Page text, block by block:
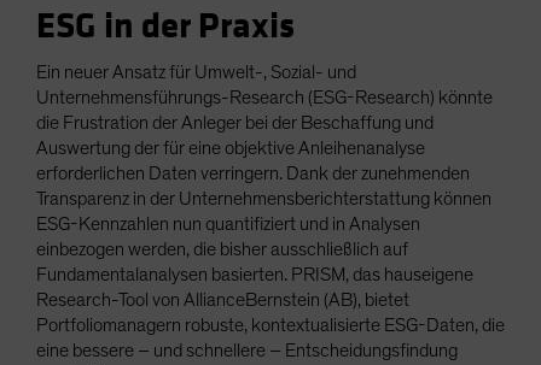
Poland
South Korea - 대한민국
Spain
Sweden
Switzerland
Taiwan - 台灣
UK
United States (US Citizens)
ESG in der Praxis
Ein neuer Ansatz für Umwelt-, Sozial- und
Unternehmensführungs-Research (ESG-Research) könnte
die Frustration der Anleger bei der Beschaffung und
Auswertung der für eine objektive Anleihenanalyse
erforderlichen Daten verringern. Dank der zunehmenden
Transparenz in der Unternehmensberichterstattung können
ESG-Kennzahlen nun quantifiziert und in Analysen
einbezogen werden, die bisher ausschließlich auf
Fundamentalanalysen basierten. PRISM, das hauseigene
Research-Tool von AllianceBernstein (AB), bietet
Portfoliomanagern robuste, kontextualisierte ESG-Daten, die
eine bessere – und schnellere – Entscheidungsfindung